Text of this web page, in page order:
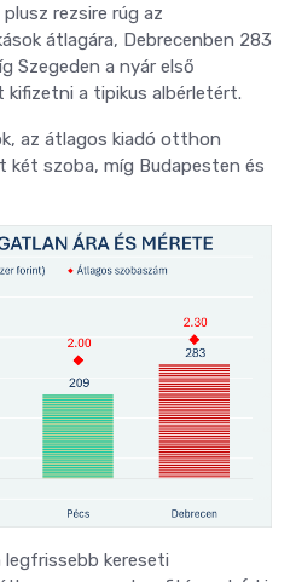
rezsire rúg az
átlagára, Debrecenben 283
Szegeden a nyár első
kifizetni a tipikus albérletért.
az átlagos kiadó otthon
szoba, míg Budapesten és
legfrissebb kereseti